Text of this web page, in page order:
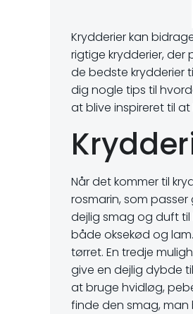
Krydderier kan
rigtige krydderier, der
de bedste krydderier
dig nogle tips til
at blive inspireret til
Når det kommer til
rosmarin, som
dejlig smag og duft
både oksekød og
tørret. En tredje
give en dejlig dybde
at bruge hvidløg,
finde den smag, man